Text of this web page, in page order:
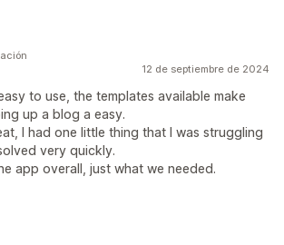
12 de septiembre de 2024
to use, the templates available make
up a blog a easy.
I had one little thing that I was struggling
very quickly.
app overall, just what we needed.